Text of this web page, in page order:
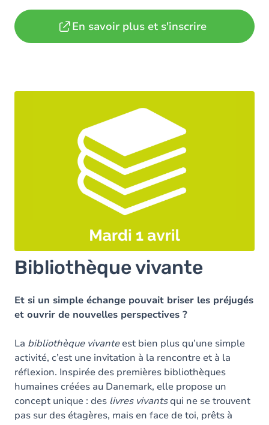
En savoir plus et s'inscrire
Bibliothèque vivante
Et si un simple échange pouvait briser les préjugés
et ouvrir de nouvelles perspectives ?
La bibliothèque vivanteest bien plus qu’une simple
activité, c’est une invitation à la rencontre et à la
réflexion. Inspirée des premières bibliothèques
humaines créées au Danemark, elle propose un
concept unique : des livres vivantsqui ne se trouvent
pas sur des étagères, mais en face de toi, prêts à